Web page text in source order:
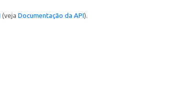
(veja Documentação da API).